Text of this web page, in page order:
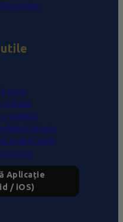
meu
și plată
condiții
cookie-urile
proiect
Aplicație
/ iOS)